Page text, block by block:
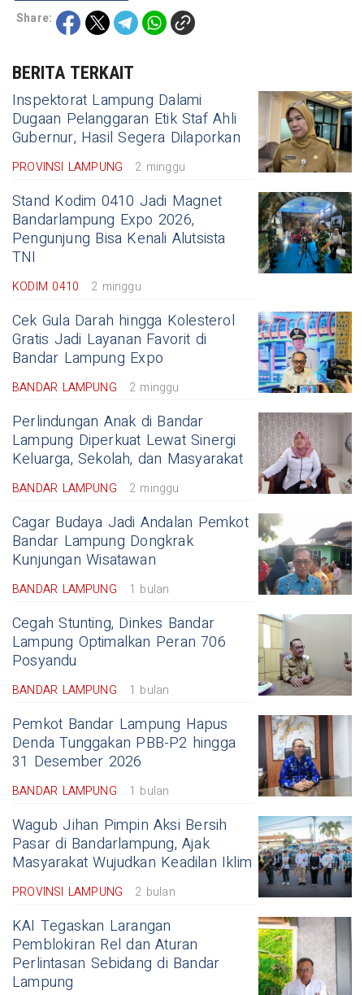
Share:
BERITA TERKAIT
Inspektorat Lampung Dalami
Dugaan Pelanggaran Etik Staf Ahli
Gubernur, Hasil Segera Dilaporkan
PROVINSI LAMPUNG 2 minggu
Stand Kodim 0410 Jadi Magnet
Bandarlampung Expo 2026,
Pengunjung Bisa Kenali Alutsista
TNI
KODIM 0410 2 minggu
Cek Gula Darah hingga Kolesterol
Gratis Jadi Layanan Favorit di
Bandar Lampung Expo
BANDAR LAMPUNG 2 minggu
Perlindungan Anak di Bandar
Lampung Diperkuat Lewat Sinergi
Keluarga, Sekolah, dan Masyarakat
BANDAR LAMPUNG 2 minggu
Cagar Budaya Jadi Andalan Pemkot
Bandar Lampung Dongkrak
Kunjungan Wisatawan
BANDAR LAMPUNG 1 bulan
Cegah Stunting, Dinkes Bandar
Lampung Optimalkan Peran 706
Posyandu
BANDAR LAMPUNG 1 bulan
Pemkot Bandar Lampung Hapus
Denda Tunggakan PBB-P2 hingga
31 Desember 2026
BANDAR LAMPUNG 1 bulan
Wagub Jihan Pimpin Aksi Bersih
Pasar di Bandarlampung, Ajak
Masyarakat Wujudkan Keadilan Iklim
PROVINSI LAMPUNG 2 bulan
KAI Tegaskan Larangan
Pemblokiran Rel dan Aturan
Perlintasan Sebidang di Bandar
Lampung